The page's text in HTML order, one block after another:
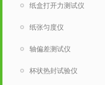
纸盒打开力测试仪
纸张匀度仪
轴偏差测试仪
杯状热封试验仪